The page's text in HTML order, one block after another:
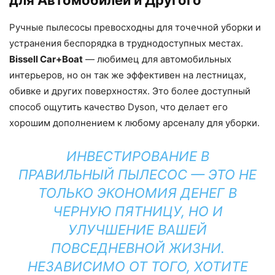
Ручные пылесосы превосходны для точечной уборки и
устранения беспорядка в труднодоступных местах.
Bissell Car+Boat — любимец для автомобильных
интерьеров, но он так же эффективен на лестницах,
обивке и других поверхностях. Это более доступный
способ ощутить качество Dyson, что делает его
хорошим дополнением к любому арсеналу для уборки.
ИНВЕСТИРОВАНИЕ В
ПРАВИЛЬНЫЙ ПЫЛЕСОС — ЭТО НЕ
ТОЛЬКО ЭКОНОМИЯ ДЕНЕГ В
ЧЕРНУЮ ПЯТНИЦУ, НО И
УЛУЧШЕНИЕ ВАШЕЙ
ПОВСЕДНЕВНОЙ ЖИЗНИ.
НЕЗАВИСИМО ОТ ТОГО, ХОТИТЕ